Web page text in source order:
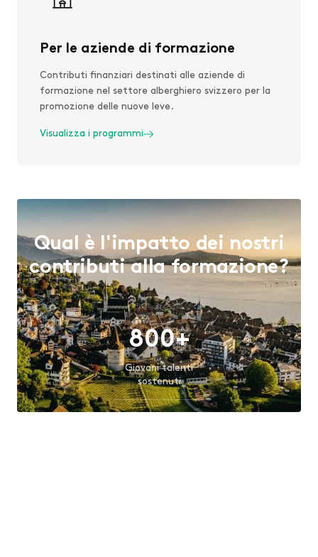
Per le aziende di formazione
Contributi finanziari destinati alle aziende di
formazione nel settore alberghiero svizzero per la
promozione delle nuove leve.
Visualizza i programmi
Qual è l'impatto dei nostri
contributi alla formazione?
800+
Giovani talenti
sostenuti